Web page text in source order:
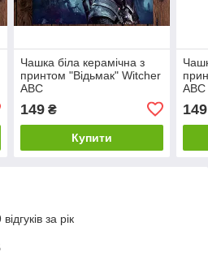
Чашка біла керамічна з
принтом "Відьмак" Witcher
ABC
149₴
Купити
ABC
149
за рік